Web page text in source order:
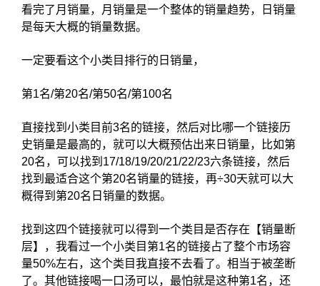
看完了月销量，月销量是一个整体的销量趋势，日销量
是每天大概的销量数据。
一定要看这个小类目排行的日销量，
第1名/第20名/第50名/第100名
直接找到小类目前3名的链接，然后对比哪一个链接历
史销量是最高的，就可以大概预估出来日销量，比如第
20名，可以找到17/18/19/20/21/22/23六条链接，然后
找到最适合这个第20名销量的链接，再÷30天就可以大
概得到第20名日销量的数据。
找到这四个链接就可以得到一个类目是否存在【销量断
层】，我看过一个小类目第1名的链接占了整个市场容
量50%左右，这个类目我直接不去看了。相当于被垄断
了。其他链接喝一口汤可以，最怕就是这种第1名，还